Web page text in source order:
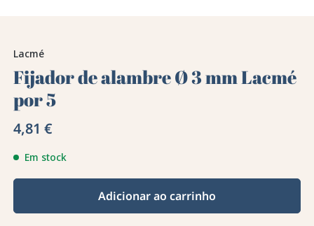
Lacmé
Fijador de alambre Ø 3 mm Lacmé
por 5
4,81 €
Em stock
Adicionar ao carrinho